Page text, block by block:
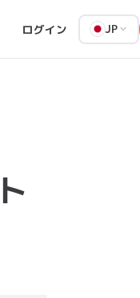
ログイン JP